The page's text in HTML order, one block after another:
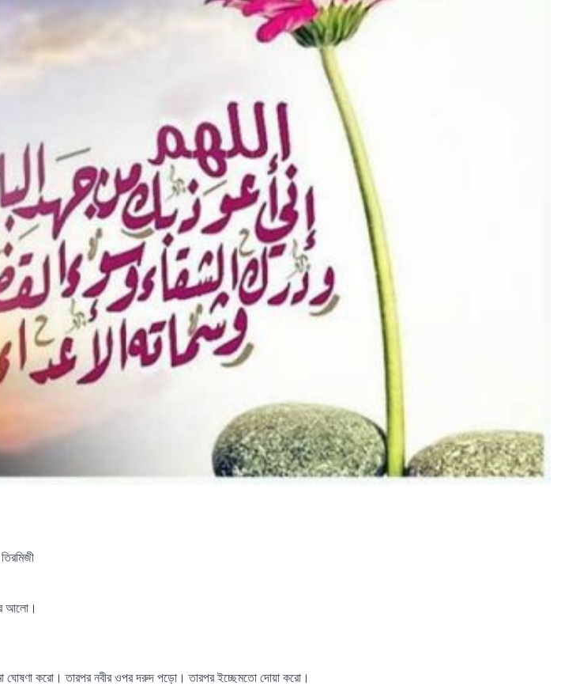
আলো।
ঘোষণা করো। তারপর নবীর ওপর দরুদ পড়ো। তারপর ইচ্ছেমতো দোয়া করো।